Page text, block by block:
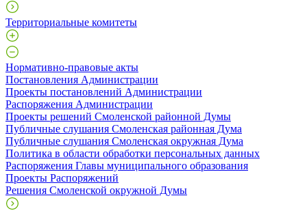
Территориальные комитеты
Нормативно-правовые акты
Постановления Администрации
Проекты постановлений Администрации
Распоряжения Администрации
Проекты решений Смоленской районной Думы
Публичные слушания Смоленская районная Дума
Публичные слушания Смоленская окружная Дума
Политика в области обработки персональных данных
Распоряжения Главы муниципального образования
Проекты Распоряжений
Решения Смоленской окружной Думы